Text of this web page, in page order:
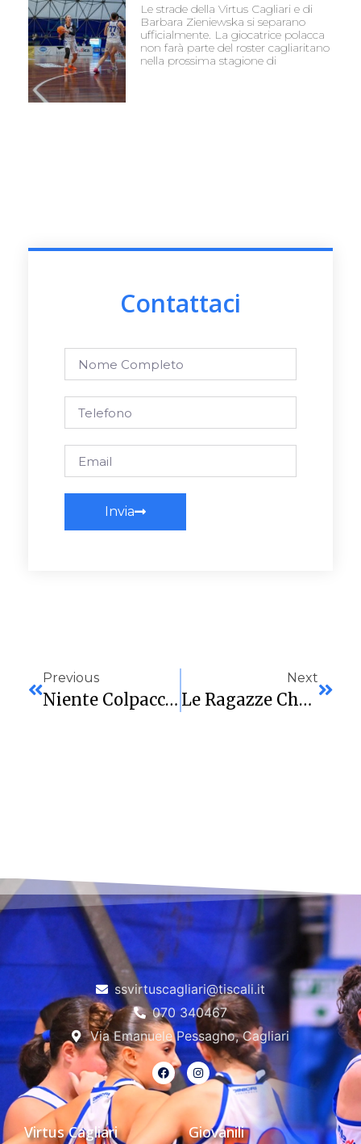
Le strade della Virtus Cagliari e di
Barbara Zieniewska si separano
ufficialmente. La giocatrice polacca
non farà parte del roster cagliaritano
nella prossima stagione di
Contattaci
Invia
Previous
Niente Colpaccio Per La Sardegna Marmi Cagliari Che Cede In Trasferta Al Sanga Milano 72-49
Next
Le Ragazze Che Fecero L’impresa. La Sardegna Marmi Cagliari Batte Con Pieno Merito La Capolista Valdarno: 60-57
ssvirtuscagliari@tiscali.it
070 340467
Via Emanuele Pessagno, Cagliari
Virtus Cagliari Giovanili